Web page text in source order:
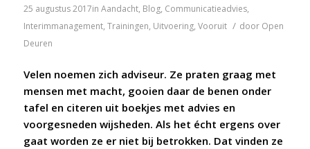
25 augustus 2017in Aandacht, Blog, Communicatieadvies,
Interimmanagement, Trainingen, Uitvoering, Vooruit / door Open
Deuren
Velen noemen zich adviseur. Ze praten graag met
mensen met macht, gooien daar de benen onder
tafel en citeren uit boekjes met advies en
voorgesneden wijsheden. Als het écht ergens over
gaat worden ze er niet bij betrokken. Dat vinden ze